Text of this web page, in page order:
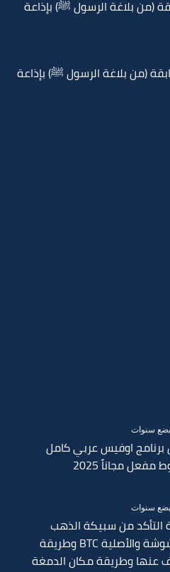
بلاغة الرسول ﷺ) بإذاعة
(من بلاغة الرسول ﷺ) بإذاعة
سنوات
اوفيس عربي كامل
مجاناً 2025
سنوات
من سبيكة الذهب
المغشوشة والأصلية BTC وطريقة
وطريقة مكان الدمغة